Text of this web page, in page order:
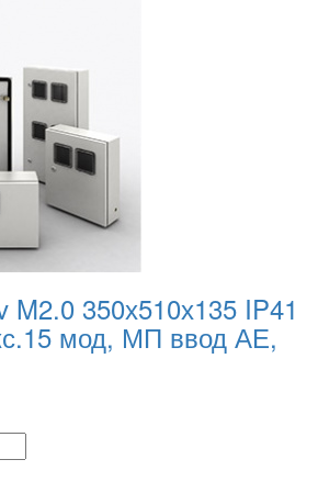
M2.0 350х510х135 IP41
мод, МП ввод АЕ,